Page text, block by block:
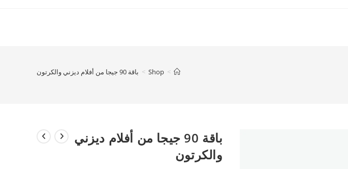
>
Shop
> باقة 90 جيجا من أفلام ديزني والكرتون
باقة 90 جيجا من أفلام ديزني
والكرتون